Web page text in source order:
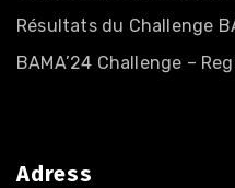
Résultats du Challenge
BAMA’24 Challenge –
Adress